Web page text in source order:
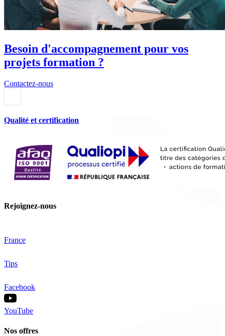
Besoin d'accompagnement pour vos
projets formation ?
Contactez-nous
Qualité et certification
Rejoignez-nous
France
Tips
Facebook
YouTube
Nos offres